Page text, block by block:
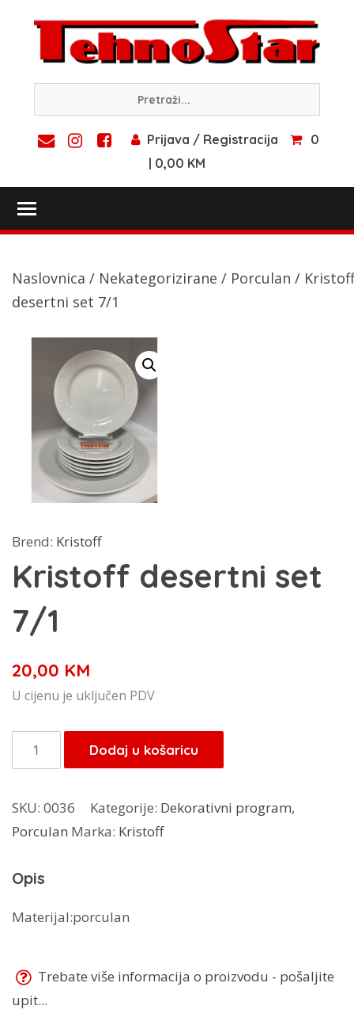
content
Prijava / Registracija
0
| 0,00 KM
Naslovnica / Nekategorizirane / Porculan / Kristoff
desertni set 7/1
Brend: Kristoff
Kristoff desertni set
7/1
20,00 KM
U cijenu je uključen PDV
Kristoff
desertni
7/1
količina
Dodaj u košaricu
SKU: 0036 Kategorije: Dekorativni program,
Porculan Marka: Kristoff
Opis
Materijal:porculan
Trebate više informacija o proizvodu - pošaljite
upit...